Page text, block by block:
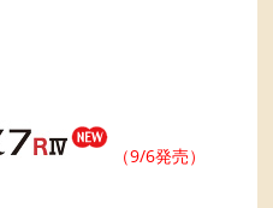
（9/6発売）